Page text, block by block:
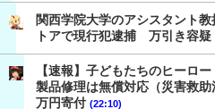
関西学院大学のアシスタント
トアで現行犯逮捕 万引き容疑
【速報】子どもたちのヒーロ
製品修理は無償対応（災害救
万円寄付 (22:10)